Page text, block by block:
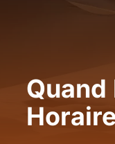
Quand